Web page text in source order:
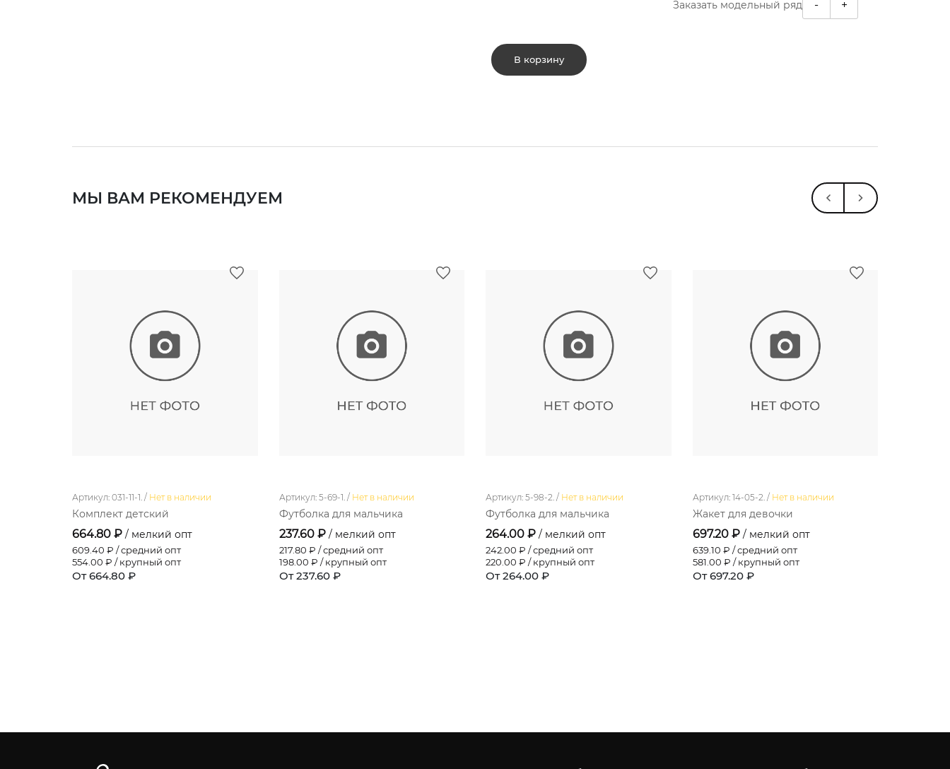
Заказать модельный ряд - +
В корзину
МЫ ВАМ РЕКОМЕНДУЕМ
Артикул: 031-11-1. / Нет в наличии
Комплект детский
664.80 ₽ / мелкий опт
609.40 ₽ / средний опт
554.00 ₽ / крупный опт
От 664.80 ₽
Артикул: 5-69-1. / Нет в наличии
Футболка для мальчика
237.60 ₽ / мелкий опт
217.80 ₽ / средний опт
198.00 ₽ / крупный опт
От 237.60 ₽
Артикул: 5-98-2. / Нет в наличии
Футболка для мальчика
264.00 ₽ / мелкий опт
242.00 ₽ / средний опт
220.00 ₽ / крупный опт
От 264.00 ₽
Артикул: 14-05-2. / Нет в наличии
Жакет для девочки
697.20 ₽ / мелкий опт
639.10 ₽ / средний опт
581.00 ₽ / крупный опт
От 697.20 ₽